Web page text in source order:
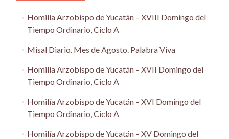
Homilía Arzobispo de Yucatán – XVIII Domingo del
Tiempo Ordinario, Ciclo A
Misal Diario. Mes de Agosto. Palabra Viva
Homilía Arzobispo de Yucatán – XVII Domingo del
Tiempo Ordinario, Ciclo A
Homilía Arzobispo de Yucatán – XVI Domingo del
Tiempo Ordinario, Ciclo A
Homilía Arzobispo de Yucatán – XV Domingo del